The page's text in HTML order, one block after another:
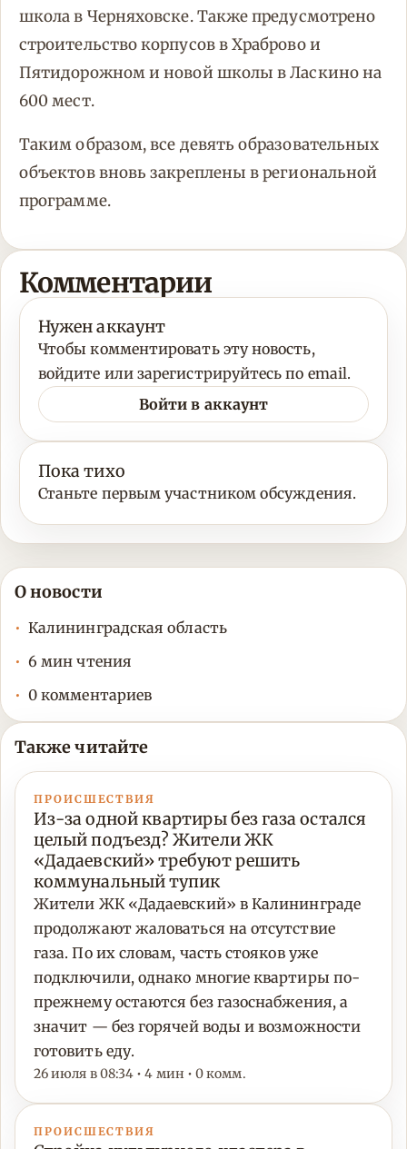
школа в Черняховске. Также предусмотрено
строительство корпусов в Храброво и
Пятидорожном и новой школы в Ласкино на
600 мест.
Таким образом, все девять образовательных
объектов вновь закреплены в региональной
программе.
Комментарии
Нужен аккаунт
Чтобы комментировать эту новость,
войдите или зарегистрируйтесь по email.
Войти в аккаунт
Пока тихо
Станьте первым участником обсуждения.
О новости
Калининградская область
6 мин чтения
0 комментариев
Также читайте
ПРОИСШЕСТВИЯ
Из-за одной квартиры без газа остался
целый подъезд? Жители ЖК
«Дадаевский» требуют решить
коммунальный тупик
Жители ЖК «Дадаевский» в Калининграде
продолжают жаловаться на отсутствие
газа. По их словам, часть стояков уже
подключили, однако многие квартиры по-
прежнему остаются без газоснабжения, а
значит — без горячей воды и возможности
готовить еду.
26 июля в 08:34 • 4 мин • 0 комм.
ПРОИСШЕСТВИЯ